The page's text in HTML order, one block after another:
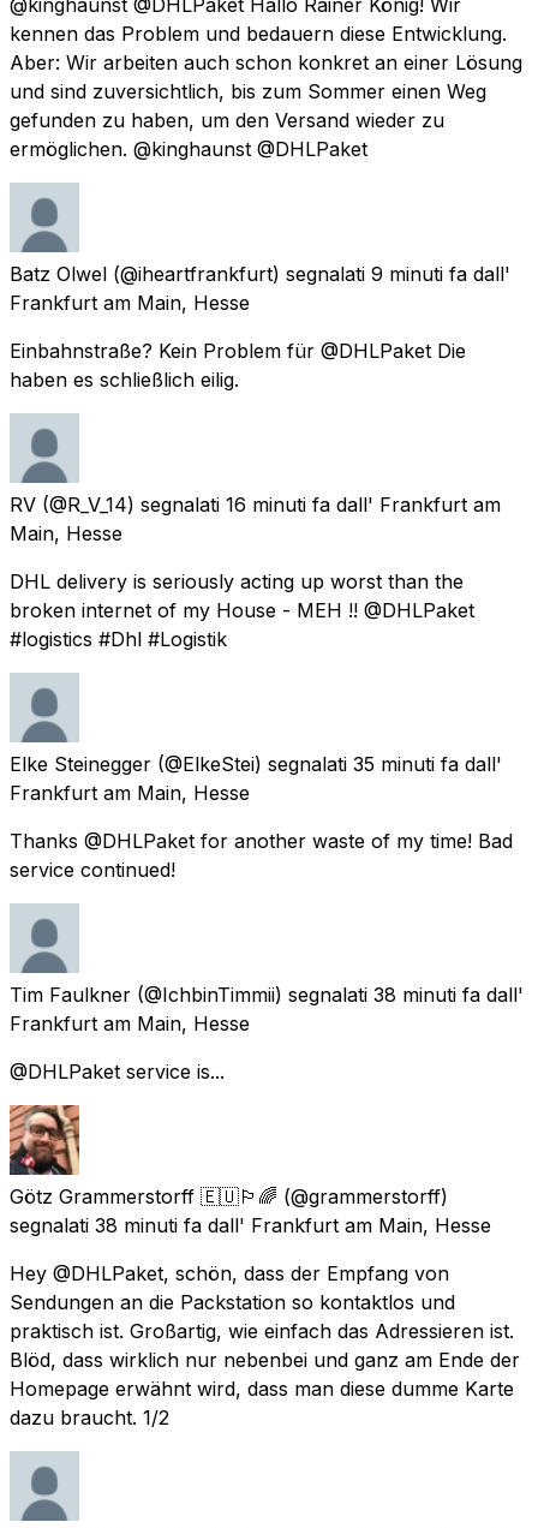
kennen das Problem und bedauern diese Entwicklung.
Aber: Wir arbeiten auch schon konkret an einer Lösung
und sind zuversichtlich, bis zum Sommer einen Weg
gefunden zu haben, um den Versand wieder zu
ermöglichen. @kinghaunst @DHLPaket
Batz Olwel (@iheartfrankfurt) segnalati 9 minuti fa dall'
Frankfurt am Main, Hesse
Einbahnstraße? Kein Problem für @DHLPaket Die
haben es schließlich eilig.
RV (@R_V_14) segnalati 16 minuti fa dall' Frankfurt am
Main, Hesse
DHL delivery is seriously acting up worst than the
broken internet of my House - MEH !! @DHLPaket
#logistics #Dhl #Logistik
Elke Steinegger (@ElkeStei) segnalati 35 minuti fa dall'
Frankfurt am Main, Hesse
Thanks @DHLPaket for another waste of my time! Bad
service continued!
Tim Faulkner (@IchbinTimmii) segnalati 38 minuti fa dall'
Frankfurt am Main, Hesse
@DHLPaket service is...
Götz Grammerstorff 🇪🇺🏳️‍🌈 (@grammerstorff)
segnalati 38 minuti fa dall' Frankfurt am Main, Hesse
Hey @DHLPaket, schön, dass der Empfang von
Sendungen an die Packstation so kontaktlos und
praktisch ist. Großartig, wie einfach das Adressieren ist.
Blöd, dass wirklich nur nebenbei und ganz am Ende der
Homepage erwähnt wird, dass man diese dumme Karte
dazu braucht. 1/2